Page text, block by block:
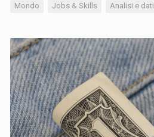
Mondo Jobs & Skills Analisi e dati